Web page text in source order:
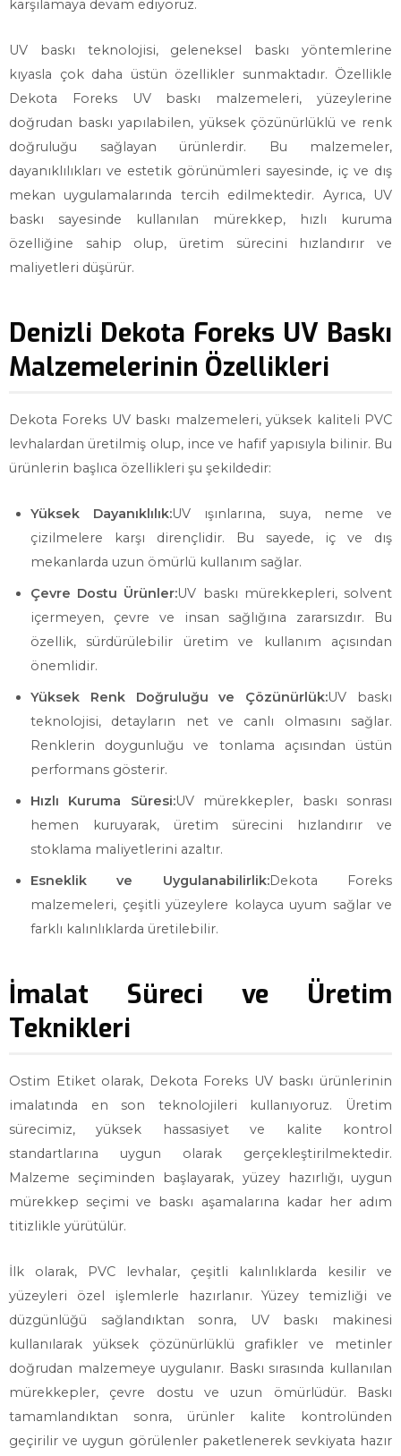
karşılamaya devam ediyoruz.
UV baskı teknolojisi, geleneksel baskı yöntemlerine
kıyasla çok daha üstün özellikler sunmaktadır. Özellikle
Dekota Foreks UV baskı malzemeleri, yüzeylerine
doğrudan baskı yapılabilen, yüksek çözünürlüklü ve renk
doğruluğu sağlayan ürünlerdir. Bu malzemeler,
dayanıklılıkları ve estetik görünümleri sayesinde, iç ve dış
mekan uygulamalarında tercih edilmektedir. Ayrıca, UV
baskı sayesinde kullanılan mürekkep, hızlı kuruma
özelliğine sahip olup, üretim sürecini hızlandırır ve
maliyetleri düşürür.
Denizli Dekota Foreks UV Baskı
Malzemelerinin Özellikleri
Dekota Foreks UV baskı malzemeleri, yüksek kaliteli PVC
levhalardan üretilmiş olup, ince ve hafif yapısıyla bilinir. Bu
ürünlerin başlıca özellikleri şu şekildedir:
Yüksek Dayanıklılık:UV ışınlarına, suya, neme ve
çizilmelere karşı dirençlidir. Bu sayede, iç ve dış
mekanlarda uzun ömürlü kullanım sağlar.
Çevre Dostu Ürünler:UV baskı mürekkepleri, solvent
içermeyen, çevre ve insan sağlığına zararsızdır. Bu
özellik, sürdürülebilir üretim ve kullanım açısından
önemlidir.
Yüksek Renk Doğruluğu ve Çözünürlük:UV baskı
teknolojisi, detayların net ve canlı olmasını sağlar.
Renklerin doygunluğu ve tonlama açısından üstün
performans gösterir.
Hızlı Kuruma Süresi:UV mürekkepler, baskı sonrası
hemen kuruyarak, üretim sürecini hızlandırır ve
stoklama maliyetlerini azaltır.
Esneklik ve Uygulanabilirlik:Dekota Foreks
malzemeleri, çeşitli yüzeylere kolayca uyum sağlar ve
farklı kalınlıklarda üretilebilir.
İmalat Süreci ve Üretim
Teknikleri
Ostim Etiket olarak, Dekota Foreks UV baskı ürünlerinin
imalatında en son teknolojileri kullanıyoruz. Üretim
sürecimiz, yüksek hassasiyet ve kalite kontrol
standartlarına uygun olarak gerçekleştirilmektedir.
Malzeme seçiminden başlayarak, yüzey hazırlığı, uygun
mürekkep seçimi ve baskı aşamalarına kadar her adım
titizlikle yürütülür.
İlk olarak, PVC levhalar, çeşitli kalınlıklarda kesilir ve
yüzeyleri özel işlemlerle hazırlanır. Yüzey temizliği ve
düzgünlüğü sağlandıktan sonra, UV baskı makinesi
kullanılarak yüksek çözünürlüklü grafikler ve metinler
doğrudan malzemeye uygulanır. Baskı sırasında kullanılan
mürekkepler, çevre dostu ve uzun ömürlüdür. Baskı
tamamlandıktan sonra, ürünler kalite kontrolünden
geçirilir ve uygun görülenler paketlenerek sevkiyata hazır